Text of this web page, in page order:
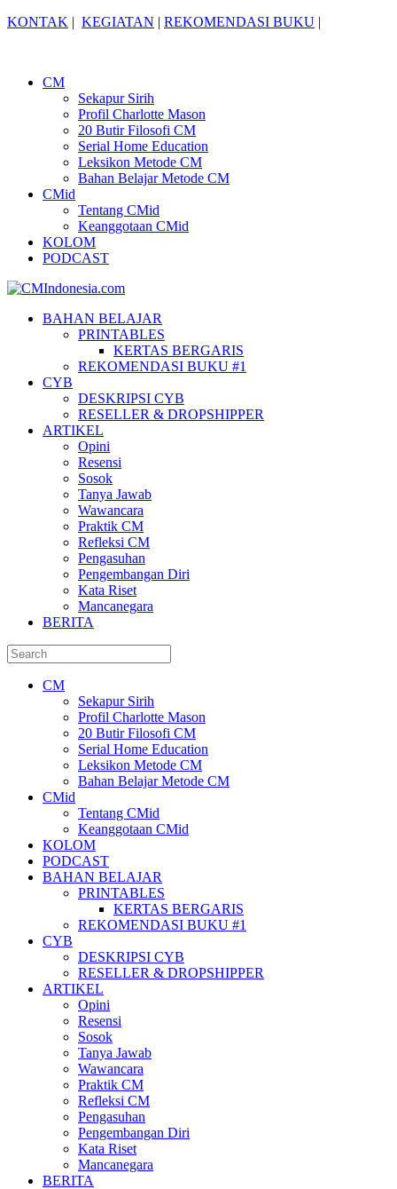
KONTAK | KEGIATAN | REKOMENDASI BUKU |
CM
Sekapur Sirih
Profil Charlotte Mason
20 Butir Filosofi CM
Serial Home Education
Leksikon Metode CM
Bahan Belajar Metode CM
CMid
Tentang CMid
Keanggotaan CMid
KOLOM
PODCAST
BAHAN BELAJAR
PRINTABLES
KERTAS BERGARIS
REKOMENDASI BUKU #1
CYB
DESKRIPSI CYB
RESELLER & DROPSHIPPER
ARTIKEL
Opini
Resensi
Sosok
Tanya Jawab
Wawancara
Praktik CM
Refleksi CM
Pengasuhan
Pengembangan Diri
Kata Riset
Mancanegara
BERITA
CM
Sekapur Sirih
Profil Charlotte Mason
20 Butir Filosofi CM
Serial Home Education
Leksikon Metode CM
Bahan Belajar Metode CM
CMid
Tentang CMid
Keanggotaan CMid
KOLOM
PODCAST
BAHAN BELAJAR
PRINTABLES
KERTAS BERGARIS
REKOMENDASI BUKU #1
CYB
DESKRIPSI CYB
RESELLER & DROPSHIPPER
ARTIKEL
Opini
Resensi
Sosok
Tanya Jawab
Wawancara
Praktik CM
Refleksi CM
Pengasuhan
Pengembangan Diri
Kata Riset
Mancanegara
BERITA